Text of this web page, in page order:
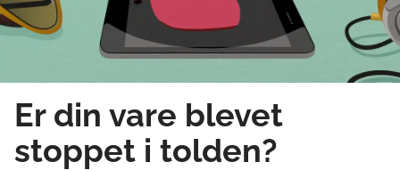
Er din vare blevet
stoppet i tolden?